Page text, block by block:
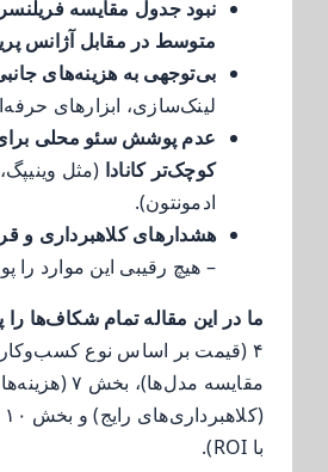
نبود جدول مقایسه
متوسط در مقابل آژانس
بی‌توجهی به هزینه‌های
لینک‌سازی، ابزارهای
عدم پوشش سئو محلی
کوچک‌تر کانادا (مثل
ادمونتون).
هشدارهای کلاهبرداری و
– هیچ رقیبی این موارد
ما در این مقاله تمام شکاف‌ها را
با ROI).